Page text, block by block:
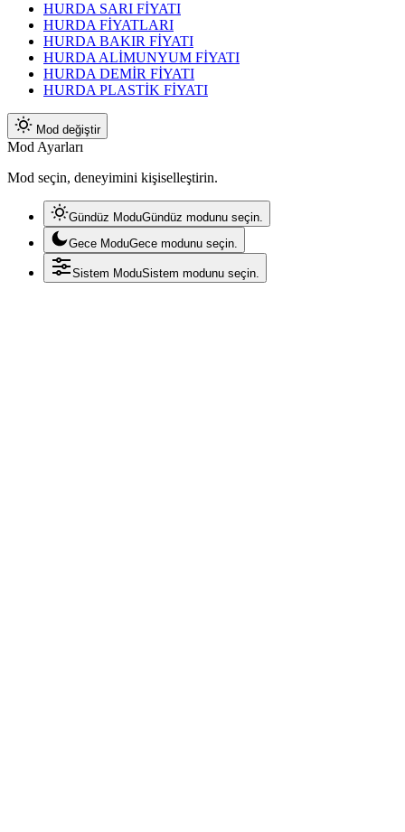
HURDA SARI FİYATI
HURDA FİYATLARI
HURDA BAKIR FİYATI
HURDA ALİMUNYUM FİYATI
HURDA DEMİR FİYATI
HURDA PLASTİK FİYATI
Mod değiştir
Mod Ayarları
Mod seçin, deneyimini kişiselleştirin.
Gündüz ModuGündüz modunu seçin.
Gece ModuGece modunu seçin.
Sistem ModuSistem modunu seçin.